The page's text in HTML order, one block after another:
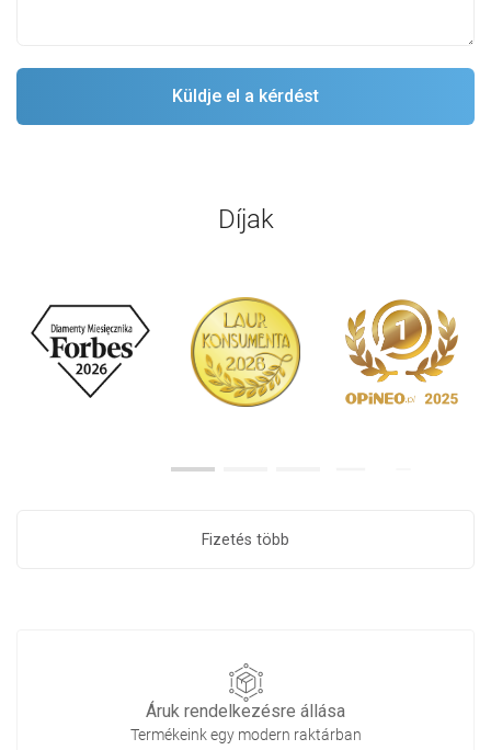
Díjak
Fizetés több
Áruk rendelkezésre állása
Termékeink egy modern raktárban